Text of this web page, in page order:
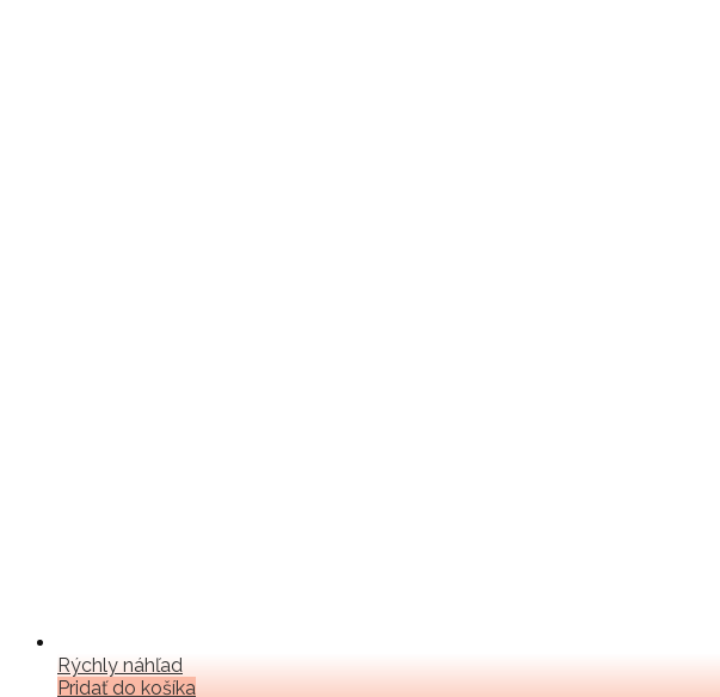
Rýchly náhľad
Pridať do košíka